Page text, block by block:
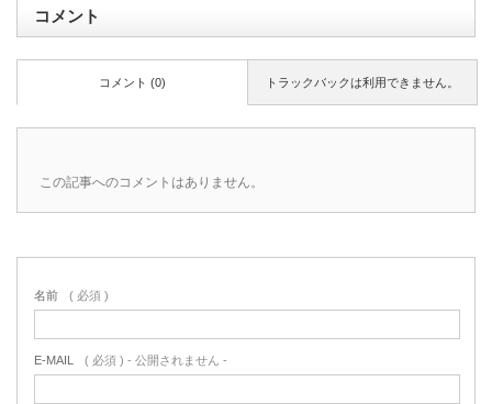
コメント
トラックバックは利用できません。
コメント (0)
この記事へのコメントはありません。
名前 ( 必須 )
E-MAIL ( 必須 ) - 公開されません -